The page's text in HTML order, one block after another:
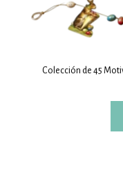
Colección de 45